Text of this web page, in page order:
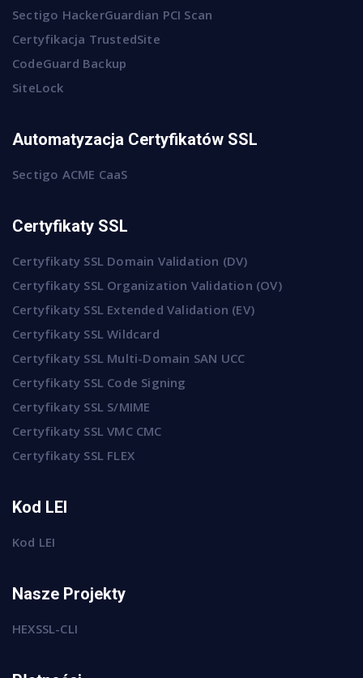
Sectigo HackerGuardian PCI Scan
Certyfikacja TrustedSite
CodeGuard Backup
SiteLock
Automatyzacja Certyfikatów SSL
Sectigo ACME CaaS
Certyfikaty SSL
Certyfikaty SSL Domain Validation (DV)
Certyfikaty SSL Organization Validation (OV)
Certyfikaty SSL Extended Validation (EV)
Certyfikaty SSL Wildcard
Certyfikaty SSL Multi-Domain SAN UCC
Certyfikaty SSL Code Signing
Certyfikaty SSL S/MIME
Certyfikaty SSL VMC CMC
Certyfikaty SSL FLEX
Kod LEI
Kod LEI
Nasze Projekty
HEXSSL-CLI